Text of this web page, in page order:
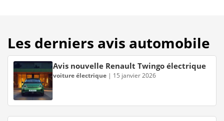
Les derniers avis automobile
Avis nouvelle Renault Twingo électrique
voiture électrique | 15 janvier 2026